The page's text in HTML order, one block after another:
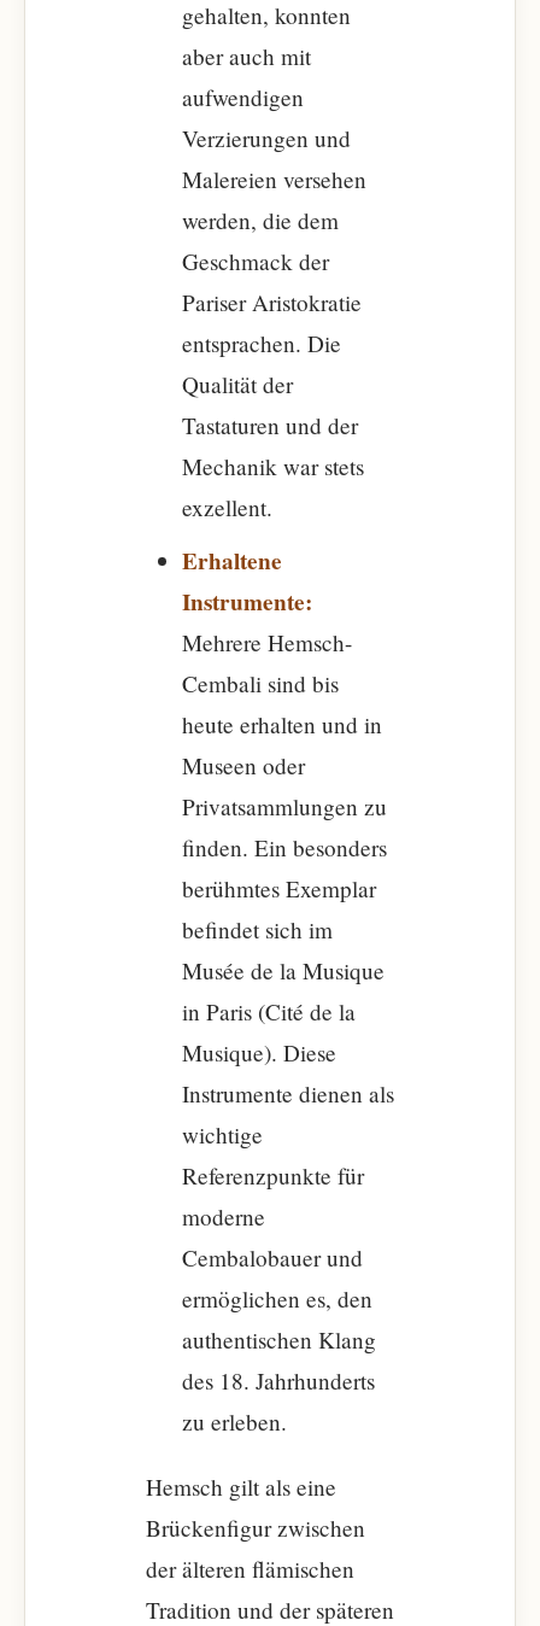
gehalten, konnten
aber auch mit
aufwendigen
Verzierungen und
Malereien versehen
werden, die dem
Geschmack der
Pariser Aristokratie
entsprachen. Die
Qualität der
Tastaturen und der
Mechanik war stets
exzellent.
Erhaltene
Instrumente:
Mehrere Hemsch-
Cembali sind bis
heute erhalten und in
Museen oder
Privatsammlungen zu
finden. Ein besonders
berühmtes Exemplar
befindet sich im
Musée de la Musique
in Paris (Cité de la
Musique). Diese
Instrumente dienen als
wichtige
Referenzpunkte für
moderne
Cembalobauer und
ermöglichen es, den
authentischen Klang
des 18. Jahrhunderts
zu erleben.
Hemsch gilt als eine
Brückenfigur zwischen
der älteren flämischen
Tradition und der späteren